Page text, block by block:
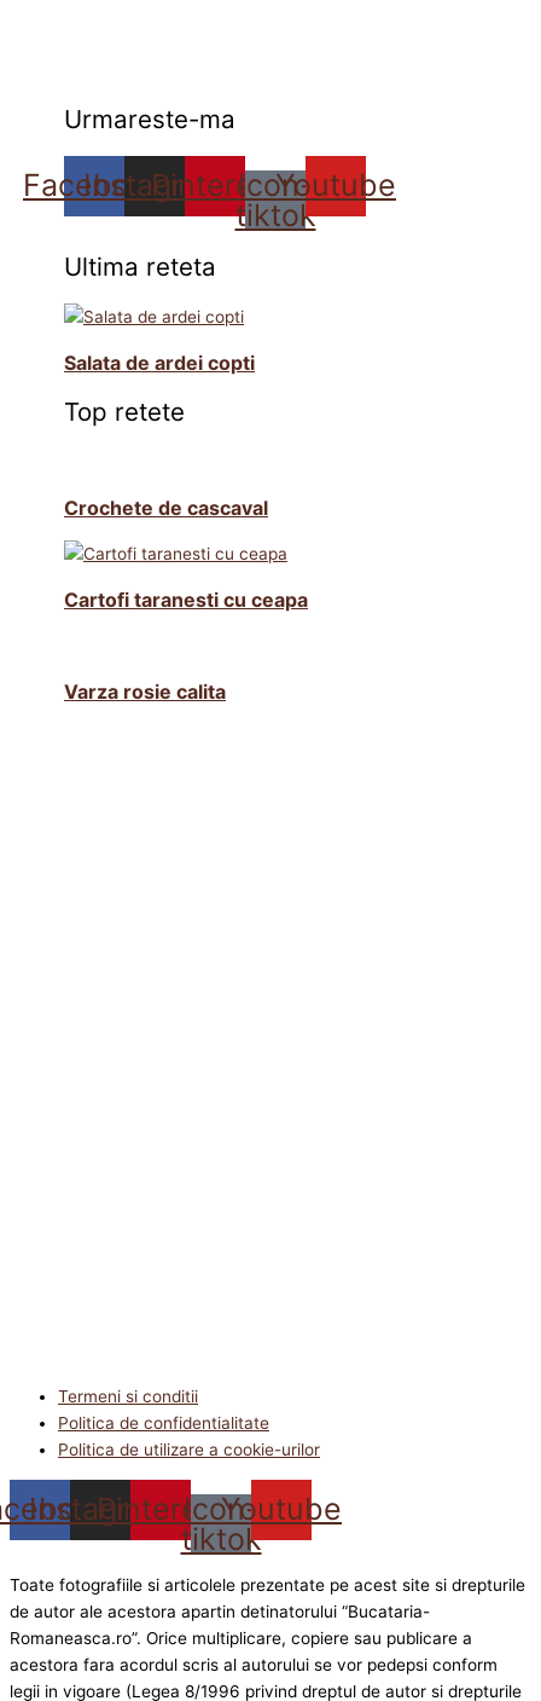
Urmareste-ma
Facebook
Instagram
Pinterest
Icon-
tiktok
Youtube
Ultima reteta
Salata de ardei copti
Top retete
Crochete de cascaval
Cartofi taranesti cu ceapa
Varza rosie calita
Termeni si conditii
Politica de confidentialitate
Politica de utilizare a cookie-urilor
Instagram
Pinterest
Icon-
tiktok
Youtube
Toate fotografiile si articolele prezentate pe acest site si drepturile
de autor ale acestora apartin detinatorului “Bucataria-
Romaneasca.ro”. Orice multiplicare, copiere sau publicare a
acestora fara acordul scris al autorului se vor pedepsi conform
legii in vigoare (Legea 8/1996 privind dreptul de autor si drepturile